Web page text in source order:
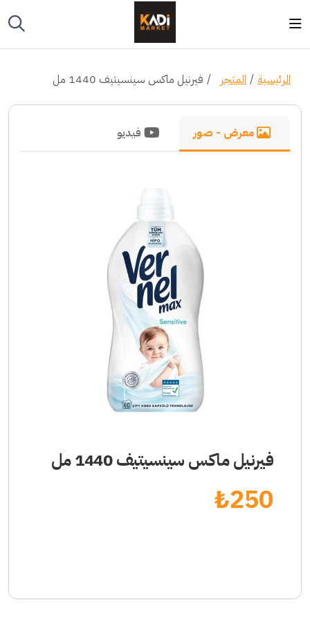
الرئيسية المتجر فيرنيل ماكس سينسيتيف 1440 مل
معرض - صور فيديو
فيرنيل ماكس سينسيتيف 1440 مل
250
₺